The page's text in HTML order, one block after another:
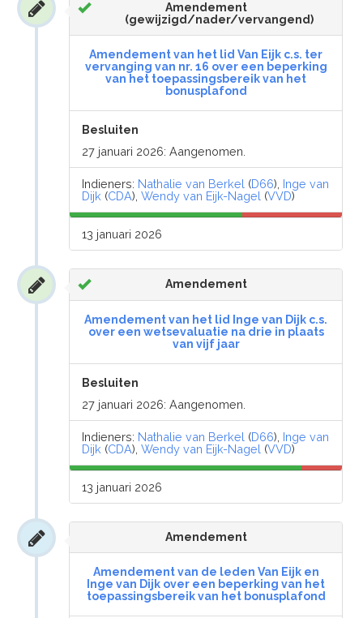
Amendement
(gewijzigd/nader/vervangend)
Amendement van het lid Van Eijk c.s. ter
vervanging van nr. 16 over een beperking
van het toepassingsbereik van het
bonusplafond
Besluiten
27 januari 2026: Aangenomen.
Indieners: Nathalie van Berkel (D66), Inge van
Dijk (CDA),Wendy van Eijk-Nagel (VVD)
13 januari 2026
Amendement
Amendement van het lid Inge van Dijk c.s.
over een wetsevaluatie na drie in plaats
van vijf jaar
Besluiten
27 januari 2026: Aangenomen.
Indieners: Nathalie van Berkel (D66), Inge van
Dijk (CDA),Wendy van Eijk-Nagel (VVD)
13 januari 2026
Amendement
Amendement van de leden Van Eijk en
Inge van Dijk over een beperking van het
toepassingsbereik van het bonusplafond